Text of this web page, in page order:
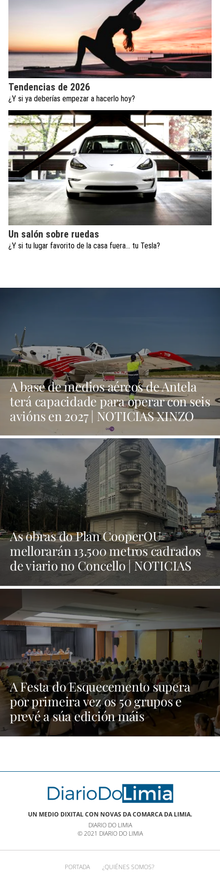
Tendencias de 2026
¿Y si ya deberías empezar a hacerlo hoy?
Un salón sobre ruedas
¿Y si tu lugar favorito de la casa fuera… tu Tesla?
A base de medios aéreos de Antela
terá capacidade para operar con seis
avións en 2027 | NOTICIAS XINZO
As obras do Plan CooperOU
mellorarán 13.500 metros cadrados
de viario no Concello | NOTICIAS
A Festa do Esquecemento supera
por primeira vez os 50 grupos e
prevé a súa edición máis
multitudinaria | NOTICIAS XINZO
UN MEDIO DIXITAL CON NOVAS DA COMARCA DA LIMIA.
DIARIO DO LIMIA
© 2021 DIARIO DO LIMIA
PORTADA
¿QUIÉNES SOMOS?